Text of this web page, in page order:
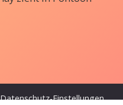
Datenschutz-Einstellungen